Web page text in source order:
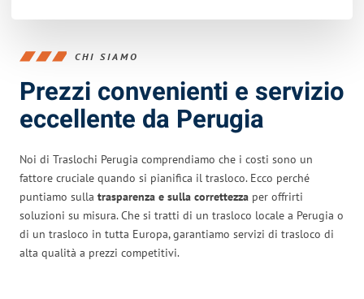
CHI SIAMO
Prezzi convenienti e servizio
eccellente da Perugia
Noi di Traslochi Perugia comprendiamo che i costi sono un
fattore cruciale quando si pianifica il trasloco. Ecco perché
puntiamo sulla trasparenza e sulla correttezza per offrirti
soluzioni su misura. Che si tratti di un trasloco locale a Perugia o
di un trasloco in tutta Europa, garantiamo servizi di trasloco di
alta qualità a prezzi competitivi.